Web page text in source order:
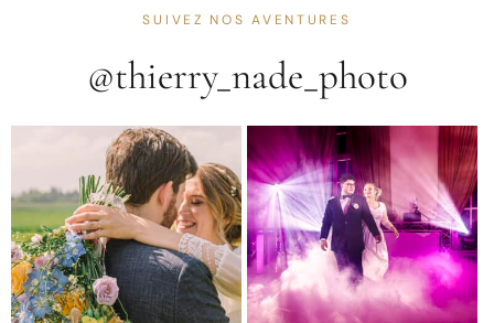
SUIVEZ NOS AVENTURES
@thierry_nade_photo